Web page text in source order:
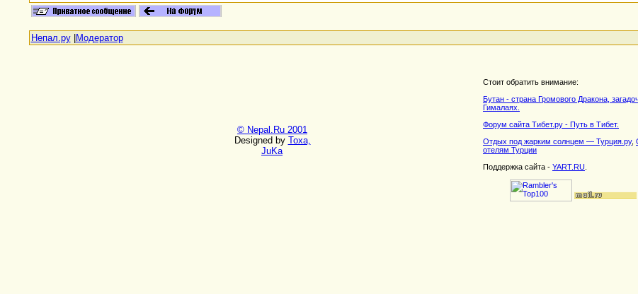
Непал.ру| Модератор
© Nepal.Ru 2001
Designed by Toxa,
JuKa
Стоит обратить внимание:
Бутан - страна Громового Дракона,
Гималаях.
Форум сайта Тибет.ру - Путь в Тибет.
Отдых под жарким солнцем — Турция.ру,
отелям Турции
Поддержка сайта - YART.RU